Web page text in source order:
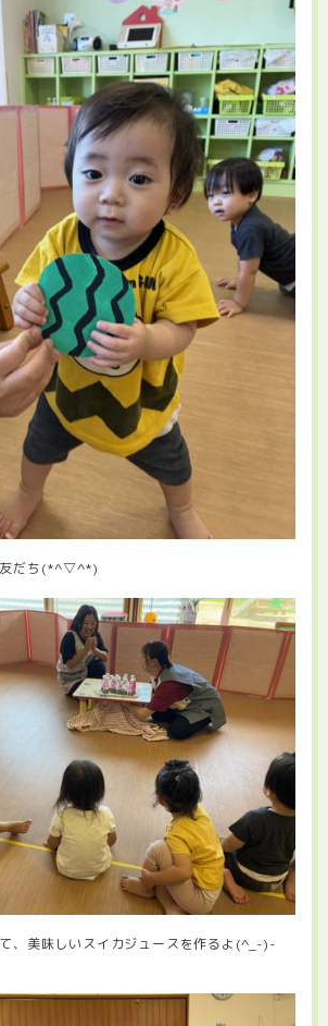
友だち(*^▽^*)
、美味しいスイカジュースを作るよ(^_-)-